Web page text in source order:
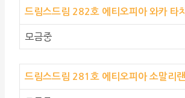
드림스드림 282호 에티오피아 와카 타
모금중
드림스드림 281호 에티오피아 소말리